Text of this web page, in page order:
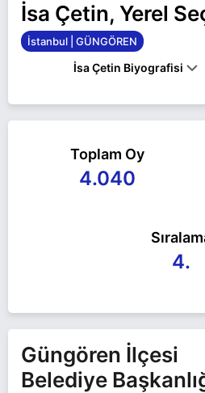
İsa Çetin, Yerel
İstanbul | GÜNGÖREN
İsa Çetin Biyografisi
adayı olarak Yeniden
seçimlerinde yarışıyor.
bilgi içinİsa Çetin
Toplam Oy
4.040
4.
Güngören İlçesi
Belediye